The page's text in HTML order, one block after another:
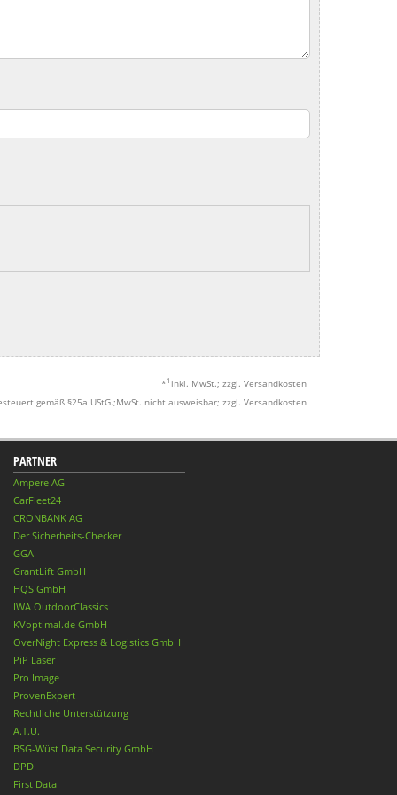
* 1 inkl. MwSt.; zzgl. Versandkosten
gemäß §25a UStG.;MwSt. nicht ausweisbar; zzgl. Versandkosten
PARTNER
Ampere AG
CarFleet24
CRONBANK AG
Der Sicherheits-Checker
GGA
GrantLift GmbH
HQS GmbH
IWA OutdoorClassics
KVoptimal.de GmbH
OverNight Express & Logistics GmbH
PiP Laser
Pro Image
ProvenExpert
Rechtliche Unterstützung
A.T.U.
BSG-Wüst Data Security GmbH
DPD
First Data